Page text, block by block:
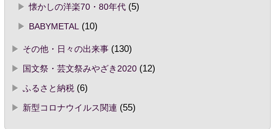
懐かしの洋楽70・80年代(5)
BABYMETAL
(10)
その他・日々の出来事(130)
国文祭・芸文祭みやざき2020(12)
ふるさと納税(6)
新型コロナウイルス関連 (55)